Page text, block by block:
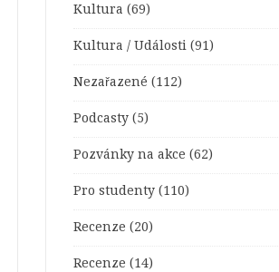
Kultura (69)
Kultura / Události (91)
Nezařazené (112)
Podcasty (5)
Pozvánky na akce (62)
Pro studenty (110)
Recenze (20)
Recenze (14)